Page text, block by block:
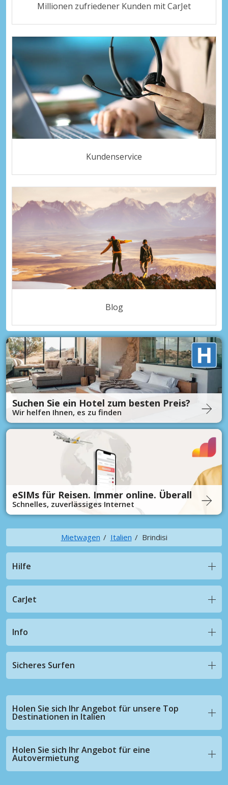
Millionen zufriedener Kunden mit CarJet
Kundenservice
Blog
Suchen Sie ein Hotel zum besten Preis?
Wir helfen Ihnen, es zu finden
eSIMs für Reisen. Immer online. Überall
Schnelles, zuverlässiges Internet
Mietwagen Italien Brindisi
Hilfe
CarJet
Info
Sicheres Surfen
Holen Sie sich Ihr Angebot für unsere Top
Destinationen in Italien
Holen Sie sich Ihr Angebot für eine
Autovermietung